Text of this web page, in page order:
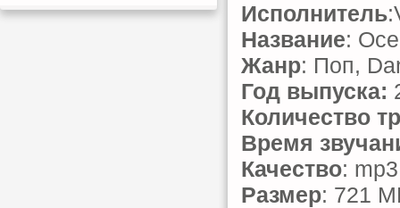
Исполнитель
Название:
Жанр: Поп,
Год выпуска:
Количество
Время
Качество:
Размер: 721